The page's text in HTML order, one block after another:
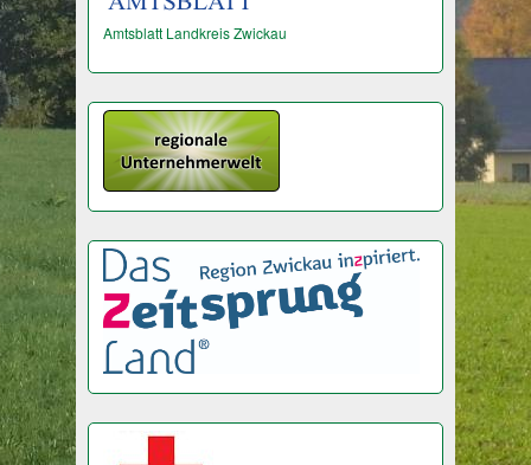
Amtsblatt Landkreis Zwickau